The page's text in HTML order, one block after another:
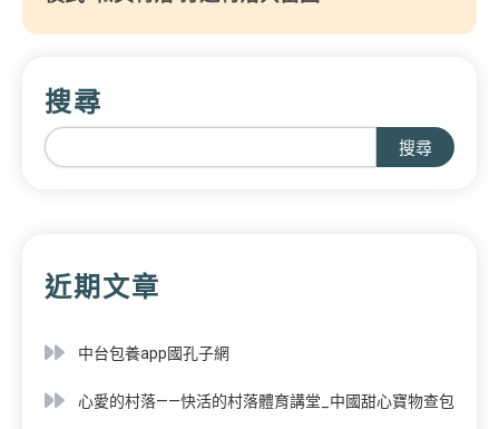
搜尋
搜尋
近期文章
中台包養app國孔子網
心愛的村落——快活的村落體育講堂_中國甜心寶物查包